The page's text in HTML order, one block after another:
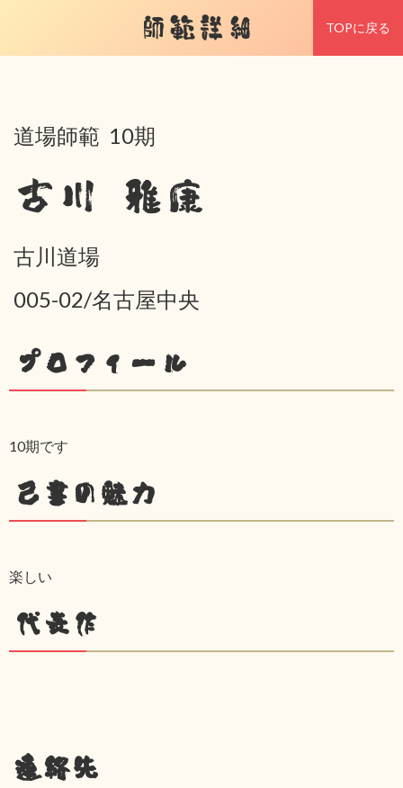
師範詳細 TOPに戻る
道場師範 10期
古川 雅康
古川道場
005-02/名古屋中央
プロフィール
10期です
己書の魅力
楽しい
代表作
連絡先